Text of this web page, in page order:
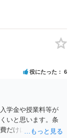
引くことで、精神
と方針をよく打ち
役にたった 6
学金や授業料等が
いと思います。条
だけに限定される